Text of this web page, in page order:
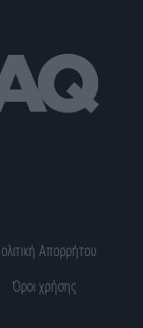
Πολιτική Απορρήτου
Όροι χρήσης